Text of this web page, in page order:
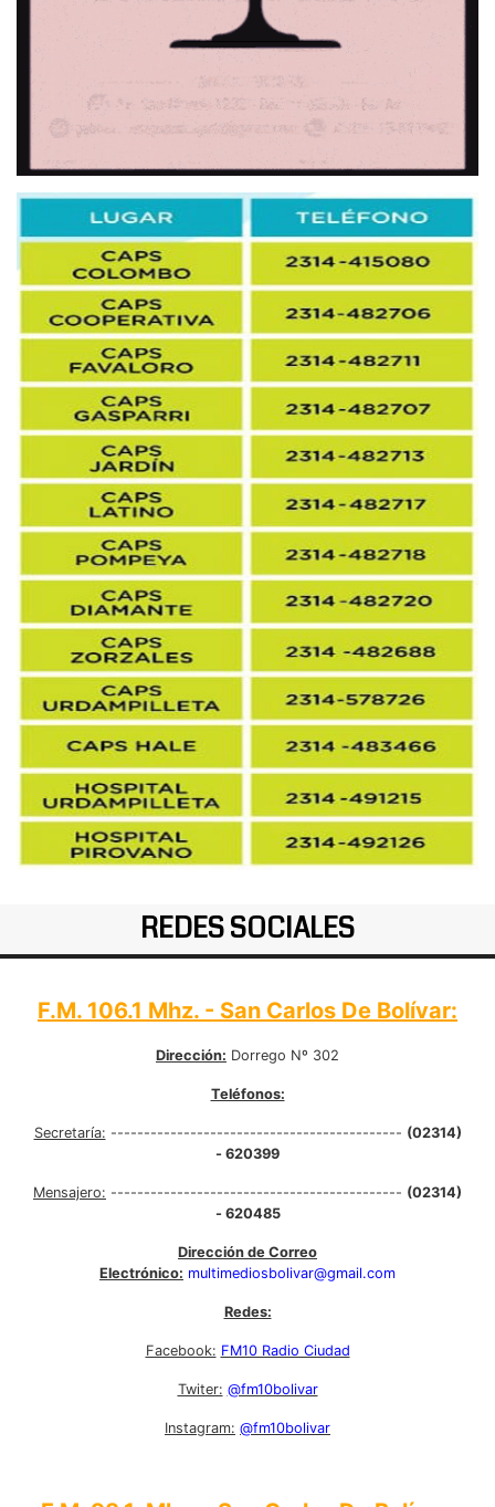
REDES SOCIALES
F.M. 106.1 Mhz. - San Carlos De Bolívar:
Dirección: Dorrego Nº 302
Teléfonos:
Secretaría: -------------------------------------------- (02314)
- 620399
Mensajero: -------------------------------------------- (02314)
- 620485
Dirección de Correo
Electrónico: multimediosbolivar@gmail.com
Redes:
Facebook: FM10 Radio Ciudad
Twiter: @fm10bolivar
Instagram: @fm10bolivar